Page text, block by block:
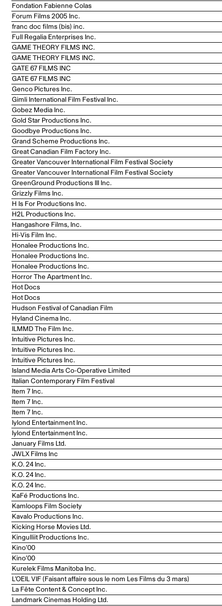
Fondation Fabienne Colas
Forum Films 2005 Inc.
franc doc films (bis) inc.
Full Regalia Enterprises Inc.
GAME THEORY FILMS INC.
GAME THEORY FILMS INC.
GATE 67 FILMS INC
GATE 67 FILMS INC
Genco Pictures Inc.
Gimli International Film Festival Inc.
Gobez Media Inc.
Gold Star Productions Inc.
Goodbye Productions Inc.
Grand Scheme Productions Inc.
Great Canadian Film Factory Inc.
Greater Vancouver International Film Festival Society
Greater Vancouver International Film Festival Society
GreenGround Productions III Inc.
Grizzly Films Inc.
H Is For Productions Inc.
H2L Productions Inc.
Hangashore Films, Inc.
Hi-Vis Film Inc.
Honalee Productions Inc.
Honalee Productions Inc.
Honalee Productions Inc.
Horror The Apartment Inc.
Hot Docs
Hot Docs
Hudson Festival of Canadian Film
Hyland Cinema Inc.
ILMMD The Film Inc.
Intuitive Pictures Inc.
Intuitive Pictures Inc.
Intuitive Pictures Inc.
Island Media Arts Co-Operative Limited
Italian Contemporary Film Festival
Item 7 Inc.
Item 7 Inc.
Item 7 Inc.
Iylond Entertainment Inc.
Iylond Entertainment Inc.
January Films Ltd.
JWLX Films Inc
K.O. 24 Inc.
K.O. 24 Inc.
K.O. 24 Inc.
KaFé Productions Inc.
Kamloops Film Society
Kavalo Productions Inc.
Kicking Horse Movies Ltd.
Kingulliit Productions Inc.
Kino’00
Kino’00
Kurelek Films Manitoba Inc.
L’OEIL VIF (Faisant affaire sous le nom Les Films du 3 mars)
La Fête Content & Concept Inc.
Landmark Cinemas Holding Ltd.